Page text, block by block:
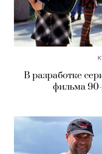
В разработке
фильма 90-